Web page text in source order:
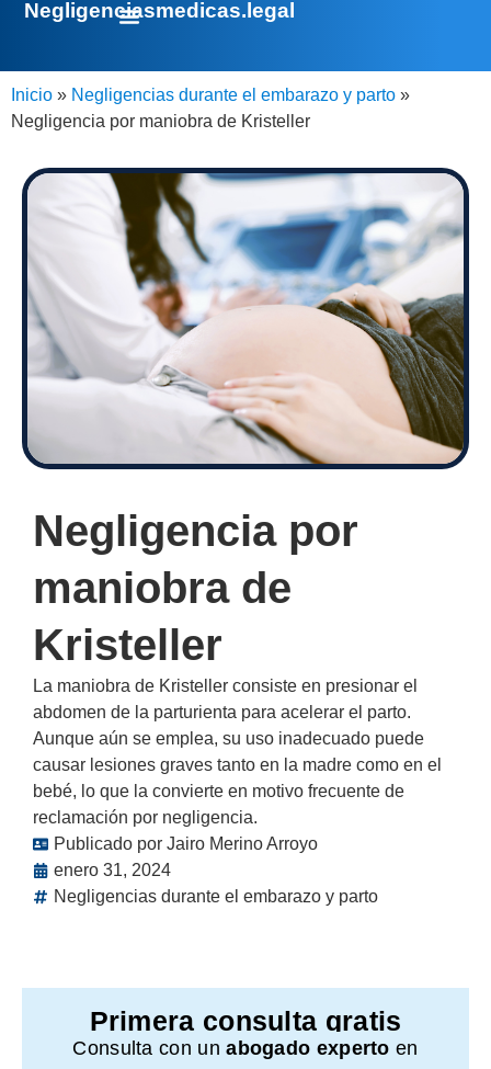
Negligenciasmedicas.legal
Inicio » Negligencias durante el embarazo y parto »
Negligencia por maniobra de Kristeller
Negligencia por
maniobra de
Kristeller
La maniobra de Kristeller consiste en presionar el
abdomen de la parturienta para acelerar el parto.
Aunque aún se emplea, su uso inadecuado puede
causar lesiones graves tanto en la madre como en el
bebé, lo que la convierte en motivo frecuente de
reclamación por negligencia.
Publicado por Jairo Merino Arroyo
enero 31, 2024
Negligencias durante el embarazo y parto
Primera consulta gratis
Consulta con unabogado experto en